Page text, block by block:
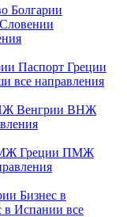
Болгарии
Паспорт Греции
все направления
Венгрии ВНЖ
Греции ПМЖ
Бизнес в
в Испании все